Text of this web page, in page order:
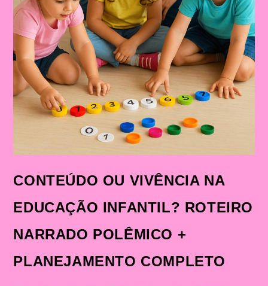
CONTEÚDO OU VIVÊNCIA NA
EDUCAÇÃO INFANTIL? ROTEIRO
NARRADO POLÊMICO +
PLANEJAMENTO COMPLETO